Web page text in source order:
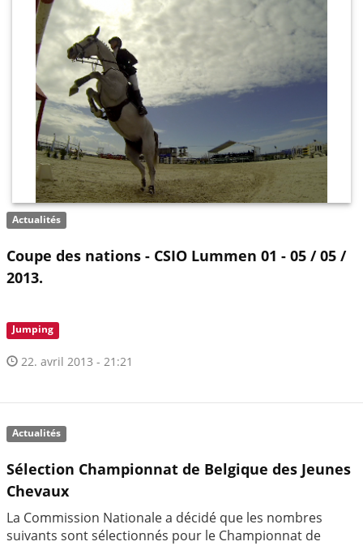
Actualités
Coupe des nations - CSIO Lummen 01 - 05 / 05 /
2013.
Jumping
22. avril 2013 - 21:21
Actualités
Sélection Championnat de Belgique des Jeunes
Chevaux
La Commission Nationale a décidé que les nombres
suivants sont sélectionnés pour le Championnat de